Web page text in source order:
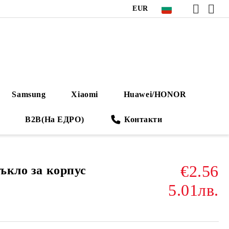
EUR
Samsung Xiaomi Huawei/HONOR
B2B(На ЕДРО) Контакти
за корпус
€2.56
5.01лв.